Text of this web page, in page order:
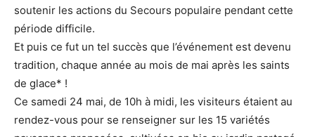
soutenir les actions du Secours populaire pendant cette
période difficile.
Et puis ce fut un tel succès que l’événement est devenu
tradition, chaque année au mois de mai après les saints
de glace* !
Ce samedi 24 mai, de 10h à midi, les visiteurs étaient au
rendez-vous pour se renseigner sur les 15 variétés